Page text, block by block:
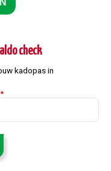
check
kadopas in
*